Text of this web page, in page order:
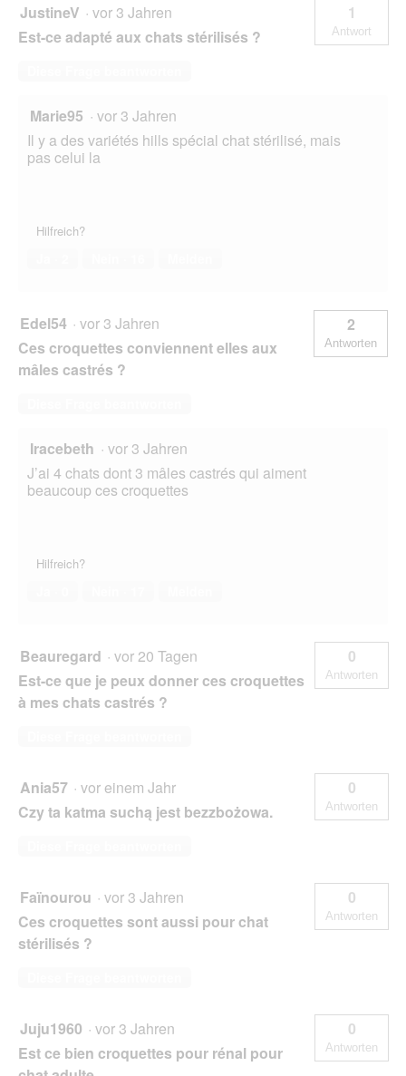
JustineV · vor 3 Jahren
Est-ce adapté aux chats stérilisés ?
1
Antwort
Marie95 · vor 3 Jahren
Il y a des variétés hills spécial chat stérilisé, mais
pas celui la
Hilfreich?
Edel54 · vor 3 Jahren
Ces croquettes conviennent elles aux
mâles castrés ?
2
Antworten
Iracebeth · vor 3 Jahren
J’ai 4 chats dont 3 mâles castrés qui aiment
beaucoup ces croquettes
Hilfreich?
Beauregard · vor 20 Tagen
Est-ce que je peux donner ces croquettes
à mes chats castrés ?
0
Antworten
Ania57 · vor einem Jahr
Czy ta katma suchą jest bezzbożowa.
0
Antworten
Faïnourou · vor 3 Jahren
Ces croquettes sont aussi pour chat
stérilisés ?
0
Antworten
Juju1960 · vor 3 Jahren
Est ce bien croquettes pour rénal pour
0
Antworten